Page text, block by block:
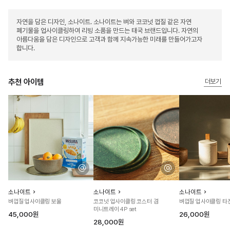
자연을 담은 디자인, 소나이트. 소나이트는 벼와 코코넛 껍질 같은 자연
폐기물을 업사이클링하여 리빙 소품을 만드는 태국 브랜드입니다. 자연의
아름다움을 담은 디자인으로 고객과 함께 지속가능한 미래를 만들어가고자
합니다.
추천 아이템 더보기
소나이트
벼껍질 업사이클링 보울
45,000원
소나이트
코코넛 업사이클링 코스터 겸
미니트레이 4P set
28,000원
소나이트
벼껍질 업사이클링 타
26,000원